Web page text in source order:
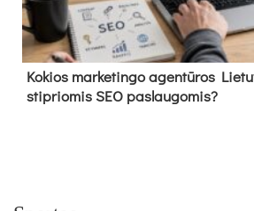
Kokios marketingo agentūros
stipriomis SEO paslaugomis?